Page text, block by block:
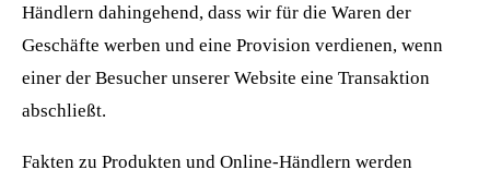
Händlern dahingehend, dass wir für die Waren der
Geschäfte werben und eine Provision verdienen, wenn
einer der Besucher unserer Website eine Transaktion
abschließt.
Fakten zu Produkten und Online-Händlern werden